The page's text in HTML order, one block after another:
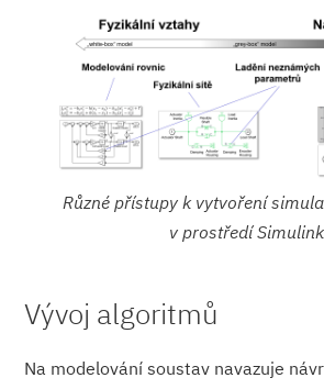
Různé přístupy k vytvoření
v prostředí Simulink
Vývoj algoritmů
Na modelování soustav navazuje